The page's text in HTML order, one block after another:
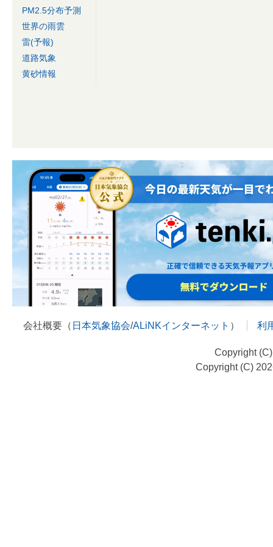
PM2.5分布予測
世界の雨雲
雷(予報)
道路気象
黄砂情報
会社概要（ 日本気象協会/ALiNKインターネット ） 利
Copyright
Copyright (C)